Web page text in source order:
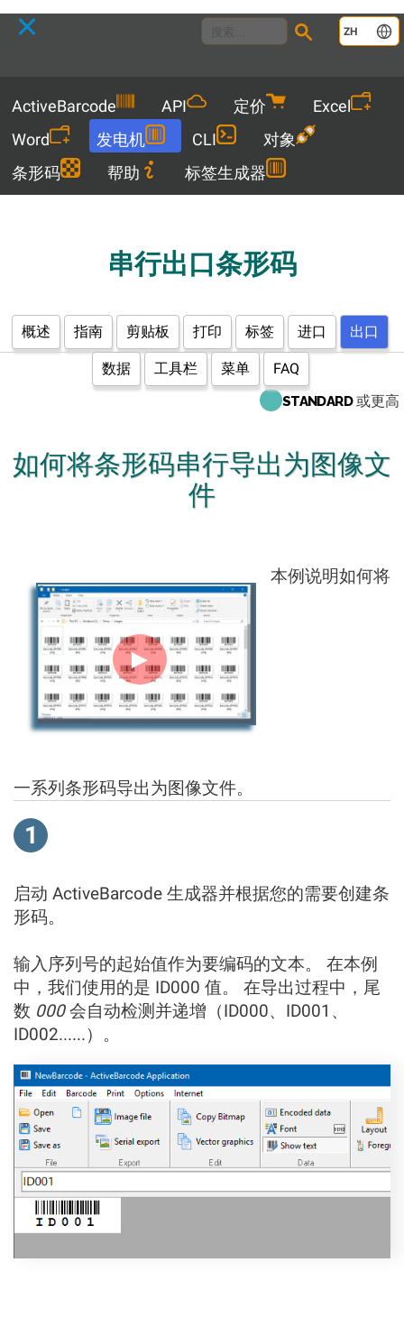
ZH
ActiveBarcode API 定价
Excel
Word
发电机 CLI
对象
条形码
帮助 标签生成器
串行出口条形码
概述 指南 剪贴板 打印 标签 进口 出口
数据 工具栏 菜单 FAQ
STANDARD或更高
如何将条形码串行导出为图像文
件
►
本例说明如何将
一系列条形码导出为图像文件。
1
启动 ActiveBarcode 生成器并根据您的需要创建条
形码。
输入序列号的起始值作为要编码的文本。 在本例
中，我们使用的是 ID000 值。 在导出过程中，尾
数 000会自动检测并递增（ID000、ID001、
ID002......）。